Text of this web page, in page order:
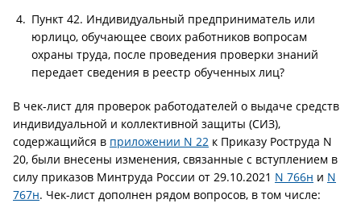
Пункт 42. Индивидуальный предприниматель или
юрлицо, обучающее своих работников вопросам
охраны труда, после проведения проверки знаний
передает сведения в реестр обученных лиц?
В чек-лист для проверок работодателей о выдаче средств
индивидуальной и коллективной защиты (СИЗ),
содержащийся в приложении N 22 к Приказу Роструда N
20, были внесены изменения, связанные с вступлением в
силу приказов Минтруда России от 29.10.2021 N 766н и N
767н. Чек-лист дополнен рядом вопросов, в том числе: